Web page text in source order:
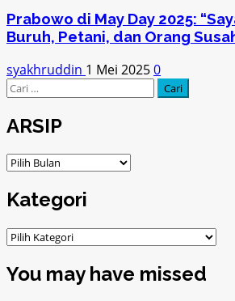
Prabowo di May Day 2025:
Buruh, Petani, dan Orang
syakhruddin 1 Mei 20250
Cari
untuk:
ARSIP
ARSIP
Kategori
Kategori
You may have missed